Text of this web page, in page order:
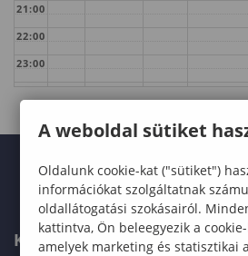
21:00
22:00
23:00
KARUNK
A weboldal sütiket
Oldalunk cookie-kat ("sütiket")
információkat szolgáltatnak
oldallátogatási szokásairól.
kattintva, Ön beleegyezik a
amelyek marketing és statisztikai